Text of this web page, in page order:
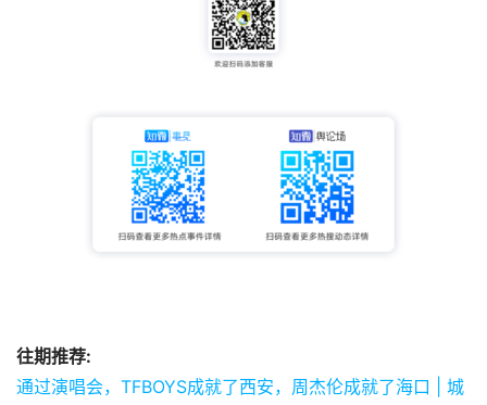
往期推荐:
通过演唱会，TFBOYS成就了西安，周杰伦成就了海口 | 城